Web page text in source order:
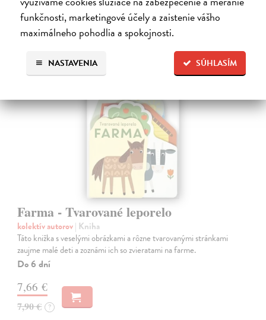
funkčnosti, marketingové účely a zaistenie vášho
maximálneho pohodlia a spokojnosti.
SÚHLASÍM
NASTAVENIA
7,66 €
7,90 € ?
Farma - Tvarované leporelo
kolektív autorov| Kniha
Táto knižka s veselými obrázkami a rôzne tvarovanými stránkami
zaujme malé deti a zoznámi ich so zvieratami na farme.
Do 6 dní
7,66 €
7,90 € ?